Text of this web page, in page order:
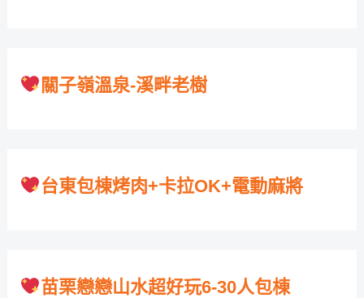
關子嶺溫泉-溪畔老樹
台東包棟烤肉+卡拉OK+電動麻將
苗栗戀戀山水超好玩6-30人包棟